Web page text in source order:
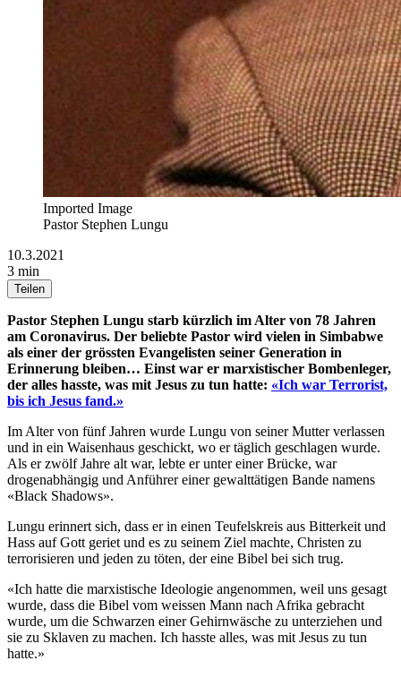
Imported Image
Pastor Stephen Lungu
10.3.2021
3 min
Teilen
Pastor Stephen Lungu starb kürzlich im Alter von 78 Jahren
am Coronavirus. Der beliebte Pastor wird vielen in Simbabwe
als einer der grössten Evangelisten seiner Generation in
Erinnerung bleiben… Einst war er marxistischer Bombenleger,
der alles hasste, was mit Jesus zu tun hatte: «Ich war Terrorist,
bis ich Jesus fand.»
Im Alter von fünf Jahren wurde Lungu von seiner Mutter verlassen
und in ein Waisenhaus geschickt, wo er täglich geschlagen wurde.
Als er zwölf Jahre alt war, lebte er unter einer Brücke, war
drogenabhängig und Anführer einer gewalttätigen Bande namens
«Black Shadows».
Lungu erinnert sich, dass er in einen Teufelskreis aus Bitterkeit und
Hass auf Gott geriet und es zu seinem Ziel machte, Christen zu
terrorisieren und jeden zu töten, der eine Bibel bei sich trug.
«Ich hatte die marxistische Ideologie angenommen, weil uns gesagt
wurde, dass die Bibel vom weissen Mann nach Afrika gebracht
wurde, um die Schwarzen einer Gehirnwäsche zu unterziehen und
sie zu Sklaven zu machen. Ich hasste alles, was mit Jesus zu tun
hatte.»